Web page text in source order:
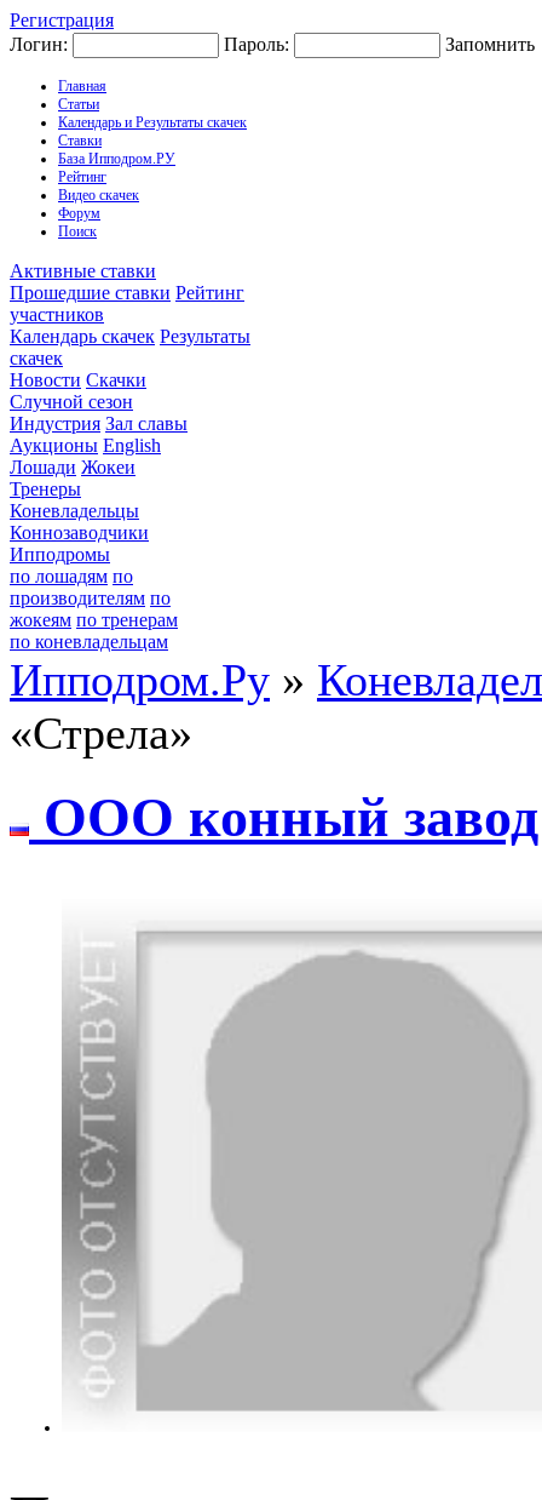
Регистрация
Логин:
Пароль: Запомнить
Главная
Статьи
Календарь и Результаты скачек
Ставки
База Ипподром.РУ
Рейтинг
Видео скачек
Форум
Поиск
Активные ставки
Прошедшие ставки Рейтинг
участников
Календарь скачек Результаты
скачек
Новости Скачки
Случной сезон
Индустрия Зал славы
Аукционы English
Лошади Жокеи
Тренеры
Коневладельцы
Коннозаводчики
Ипподромы
по лошадям по
производителям по
жокеям по тренерам
по коневладельцам
Ипподром.Ру »
«Стрела»
OOO конный